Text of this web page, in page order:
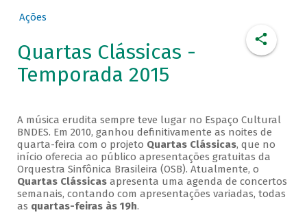
Ações
Quartas Clássicas -
Temporada 2015
A música erudita sempre teve lugar no Espaço Cultural
BNDES. Em 2010, ganhou definitivamente as noites de
quarta-feira com o projeto Quartas Clássicas, que no
início oferecia ao público apresentações gratuitas da
Orquestra Sinfônica Brasileira (OSB). Atualmente, o
Quartas Clássicasapresenta uma agenda de concertos
semanais, contando com apresentações variadas, todas
as quartas-feiras às 19h.